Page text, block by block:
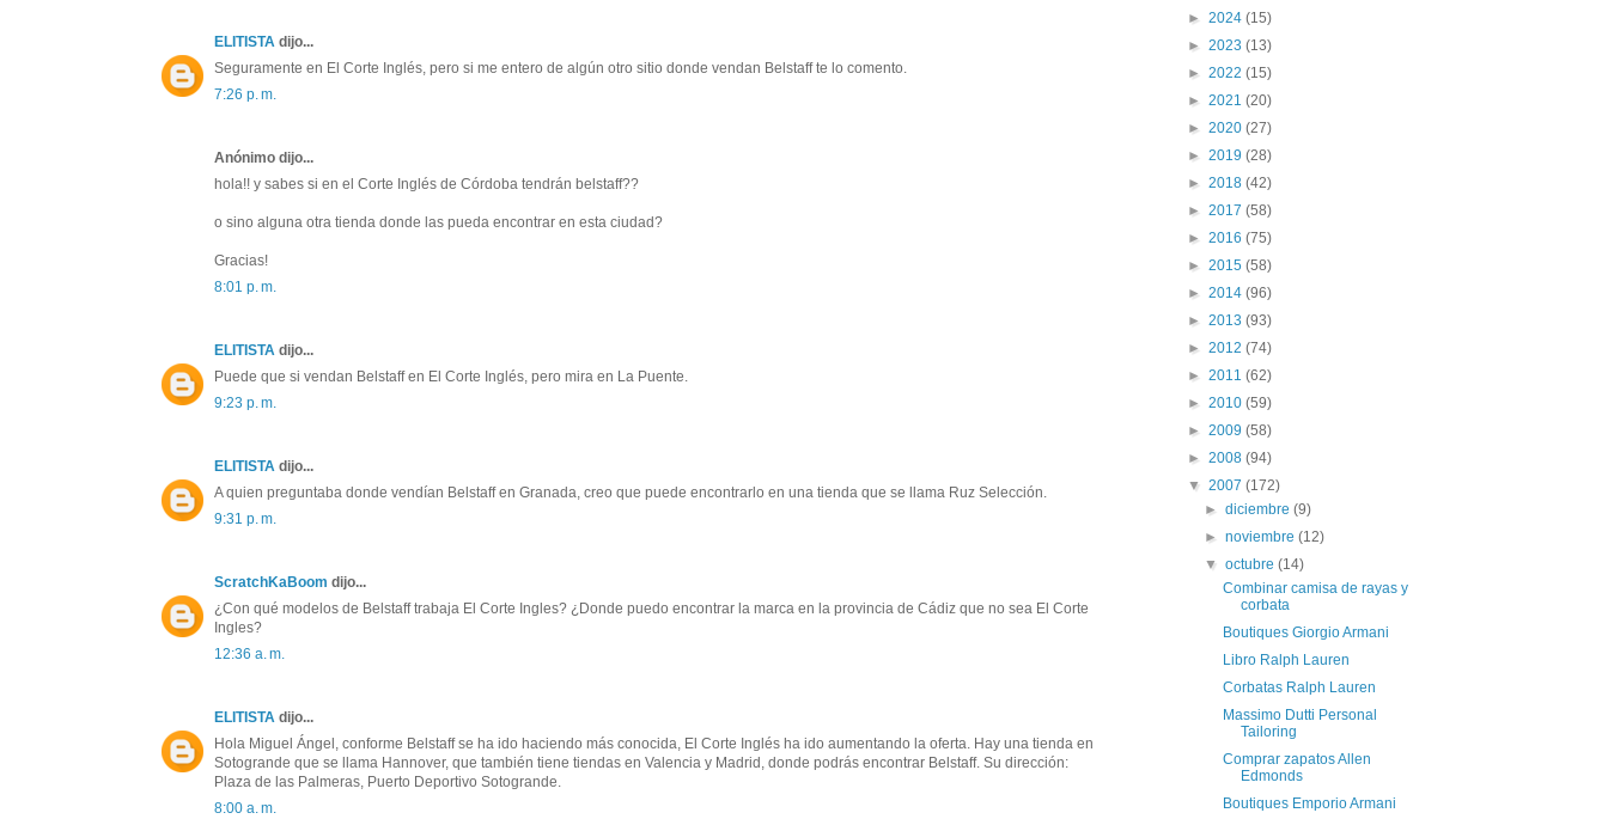
ELITISTA dijo...
Seguramente en El Corte Inglés, pero si me entero de algún otro sitio donde vendan Belstaff te lo comento.
7:26 p. m.
Anónimo dijo...
hola!! y sabes si en el Corte Inglés de Córdoba tendrán belstaff??
o sino alguna otra tienda donde las pueda encontrar en esta ciudad?
Gracias!
8:01 p. m.
ELITISTA dijo...
Puede que si vendan Belstaff en El Corte Inglés, pero mira en La Puente.
9:23 p. m.
ELITISTA dijo...
A quien preguntaba donde vendían Belstaff en Granada, creo que puede encontrarlo en una tienda que se llama Ruz Selección.
9:31 p. m.
ScratchKaBoom dijo...
¿Con qué modelos de Belstaff trabaja El Corte Ingles? ¿Donde puedo encontrar la marca en la provincia de Cádiz que no sea El Corte
Ingles?
12:36 a. m.
ELITISTA dijo...
Hola Miguel Ángel, conforme Belstaff se ha ido haciendo más conocida, El Corte Inglés ha ido aumentando la oferta. Hay una tienda en
Sotogrande que se llama Hannover, que también tiene tiendas en Valencia y Madrid, donde podrás encontrar Belstaff. Su dirección:
Plaza de las Palmeras, Puerto Deportivo Sotogrande.
8:00 a. m.
► 2024 (15)
► 2023 (13)
► 2022 (15)
► 2021 (20)
► 2020 (27)
► 2019 (28)
► 2018 (42)
► 2017 (58)
► 2016 (75)
► 2015 (58)
► 2014 (96)
► 2013 (93)
► 2012 (74)
► 2011 (62)
► 2010 (59)
► 2009 (58)
► 2008 (94)
▼ 2007 (172)
►diciembre(9)
►noviembre(12)
▼octubre(14)
Combinar camisa de rayas y
corbata
Boutiques Giorgio Armani
Libro Ralph Lauren
Corbatas Ralph Lauren
Massimo Dutti Personal
Tailoring
Comprar zapatos Allen
Edmonds
Boutiques Emporio Armani